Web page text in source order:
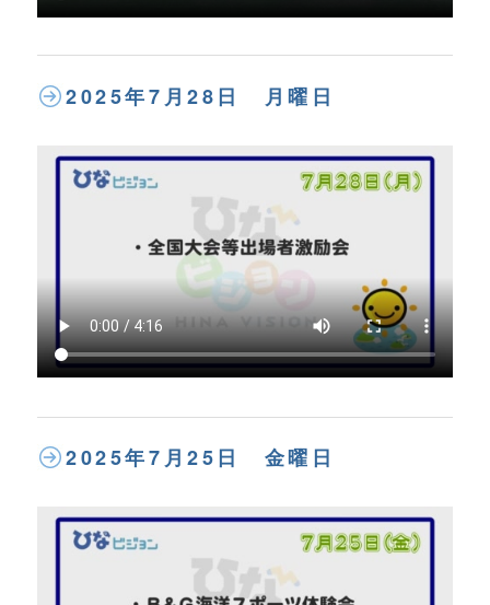
2025年7月28日 月曜日
2025年7月25日 金曜日